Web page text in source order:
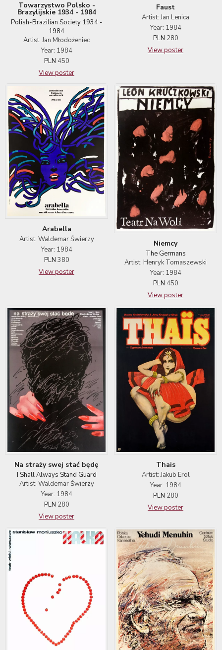
Towarzystwo Polsko -
Brazylijskie 1934 - 1984
Polish-Brazilian Society 1934 -
1984
Artist: Jan Młodożeniec
Year: 1984
PLN 450
View poster
Faust
Artist: Jan Lenica
Year: 1984
PLN 280
View poster
Arabella
Artist: Waldemar Świerzy
Year: 1984
PLN 380
View poster
Niemcy
The Germans
Artist: Henryk Tomaszewski
Year: 1984
PLN 450
View poster
Na straży swej stać będę
I Shall Always Stand Guard
Artist: Waldemar Świerzy
Year: 1984
PLN 280
View poster
Thais
Artist: Jakub Erol
Year: 1984
PLN 280
View poster